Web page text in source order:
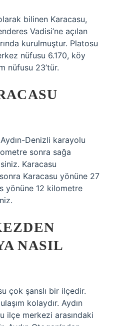
bilinen Karacasu,
Vadisi’ne açılan
kurulmuştur. Platosu
nüfusu 6.170, köy
nüfusu 23’tür.
Denizli karayolu
sonra sağa
Karacasu
Karacasu yönüne 27
yönüne 12 kilometre
NASIL
çok şanslı bir ilçedir.
kolaydır. Aydın
ilçe merkezi arasındaki